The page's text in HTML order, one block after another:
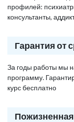
профилей:
консультанты,
Гарантия от
За годы работы мы
программу.
курс бесплатно